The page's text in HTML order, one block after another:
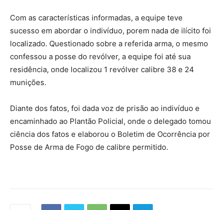
Com as características informadas, a equipe teve
sucesso em abordar o indivíduo, porem nada de ilícito foi
localizado. Questionado sobre a referida arma, o mesmo
confessou a posse do revólver, a equipe foi até sua
residência, onde localizou 1 revólver calibre 38 e 24
munições.
Diante dos fatos, foi dada voz de prisão ao indivíduo e
encaminhado ao Plantão Policial, onde o delegado tomou
ciência dos fatos e elaborou o Boletim de Ocorrência por
Posse de Arma de Fogo de calibre permitido.